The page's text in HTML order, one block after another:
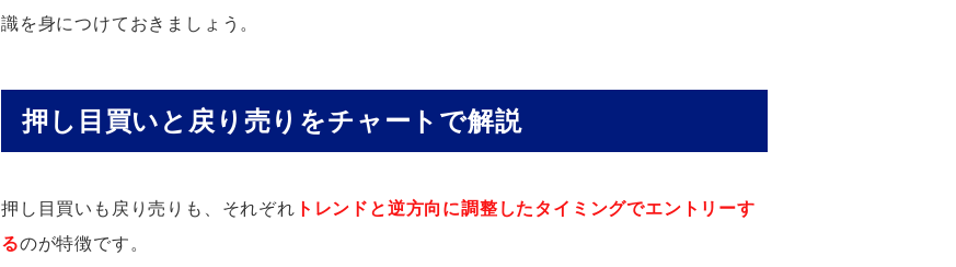
識を身につけておきましょう。
押し目買いと戻り売りをチャートで解説
押し目買いも戻り売りも、それぞれ トレンドと逆方向に調整したタイミングでエントリーす
るのが特徴です。